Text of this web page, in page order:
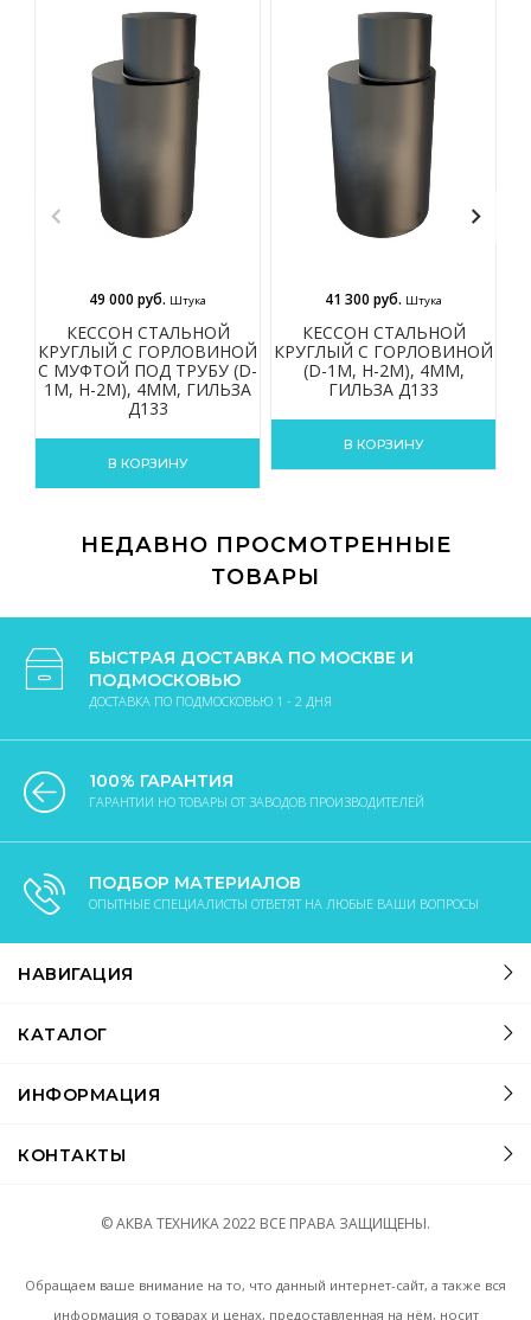
КЕССОН СТАЛЬНОЙ
КРУГЛЫЙ С ГОРЛОВИНОЙ
С МУФТОЙ ПОД ТРУБУ (D-
1М, H-2М), 4ММ, ГИЛЬЗА
Д133
49 000 руб. Штука
В КОРЗИНУ
КЕССОН СТАЛЬНОЙ
КРУГЛЫЙ С ГОРЛОВИНОЙ
(D-1М, H-2М), 4ММ,
ГИЛЬЗА Д133
41 300 руб. Штука
В КОРЗИНУ
НЕДАВНО ПРОСМОТРЕННЫЕ
ТОВАРЫ
БЫСТРАЯ ДОСТАВКА ПО МОСКВЕ И
ПОДМОСКОВЬЮ
ДОСТАВКА ПО ПОДМОСКОВЬЮ 1 - 2 ДНЯ
100% ГАРАНТИЯ
ГАРАНТИИ НО ТОВАРЫ ОТ ЗАВОДОВ ПРОИЗВОДИТЕЛЕЙ
ПОДБОР МАТЕРИАЛОВ
ОПЫТНЫЕ СПЕЦИАЛИСТЫ ОТВЕТЯТ НА ЛЮБЫЕ ВАШИ ВОПРОСЫ
НАВИГАЦИЯ
КАТАЛОГ
ИНФОРМАЦИЯ
КОНТАКТЫ
© АКВА ТЕХНИКА2022 ВСЕ ПРАВА ЗАЩИЩЕНЫ.
Обращаем ваше внимание на то, что данный интернет-сайт, а также вся
информация о товарах и ценах, предоставленная на нём, носит